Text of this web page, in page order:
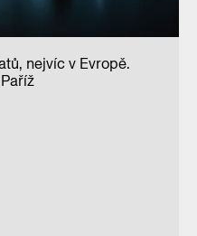
nejvíc v Evropě.